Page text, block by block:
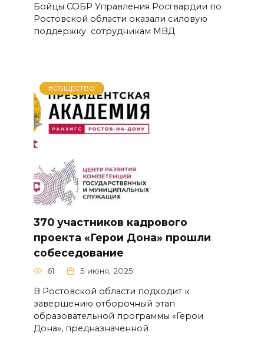
Бойцы СОБР Управления Росгвардии по
Ростовской области оказали силовую
поддержку сотрудникам МВД
#ОБЩЕСТВО
370 участников кадрового
проекта «Герои Дона» прошли
собеседование
61 5 июня, 2025
В Ростовской области подходит к
завершению отборочный этап
образовательной программы «Герои
Дона», предназначенной